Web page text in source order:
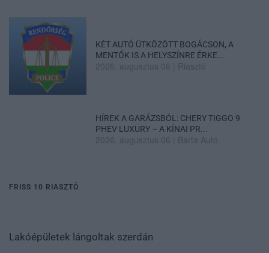
KÉT AUTÓ ÜTKÖZÖTT BOGÁCSON, A
MENTŐK IS A HELYSZÍNRE ÉRKE...
2026. augusztus 06 Riasztó
HÍREK A GARÁZSBÓL: CHERY TIGGO 9
PHEV LUXURY – A KÍNAI PR...
2026. augusztus 06 Barta Autó
FRISS 10 RIASZTÓ
Lakóépületek lángoltak szerdán